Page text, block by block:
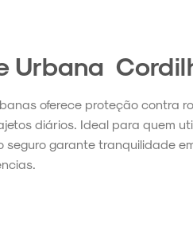
Urbana
oferece proteção contra
diários. Ideal para quem
seguro garante tranquilidade